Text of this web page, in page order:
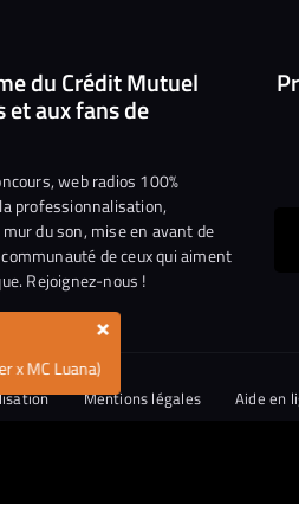
du Crédit Mutuel
aux fans de
web radios 100%
professionnalisation,
du son, mise en avant de
de ceux qui aiment
Rejoignez-nous !
Mentions légales Aide en
×
x MC Luana)